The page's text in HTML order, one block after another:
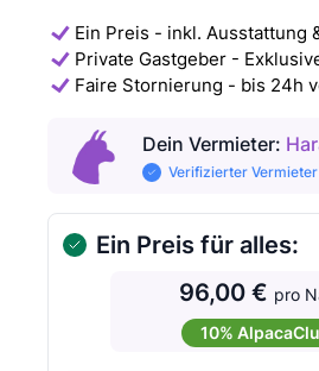
Ein Preis - inkl. Ausstattung
Private Gastgeber -
Faire Stornierung - bis 24h
Dein Vermieter:
Verifizierter
Ein Preis für alles:
96,00 € pro
10%